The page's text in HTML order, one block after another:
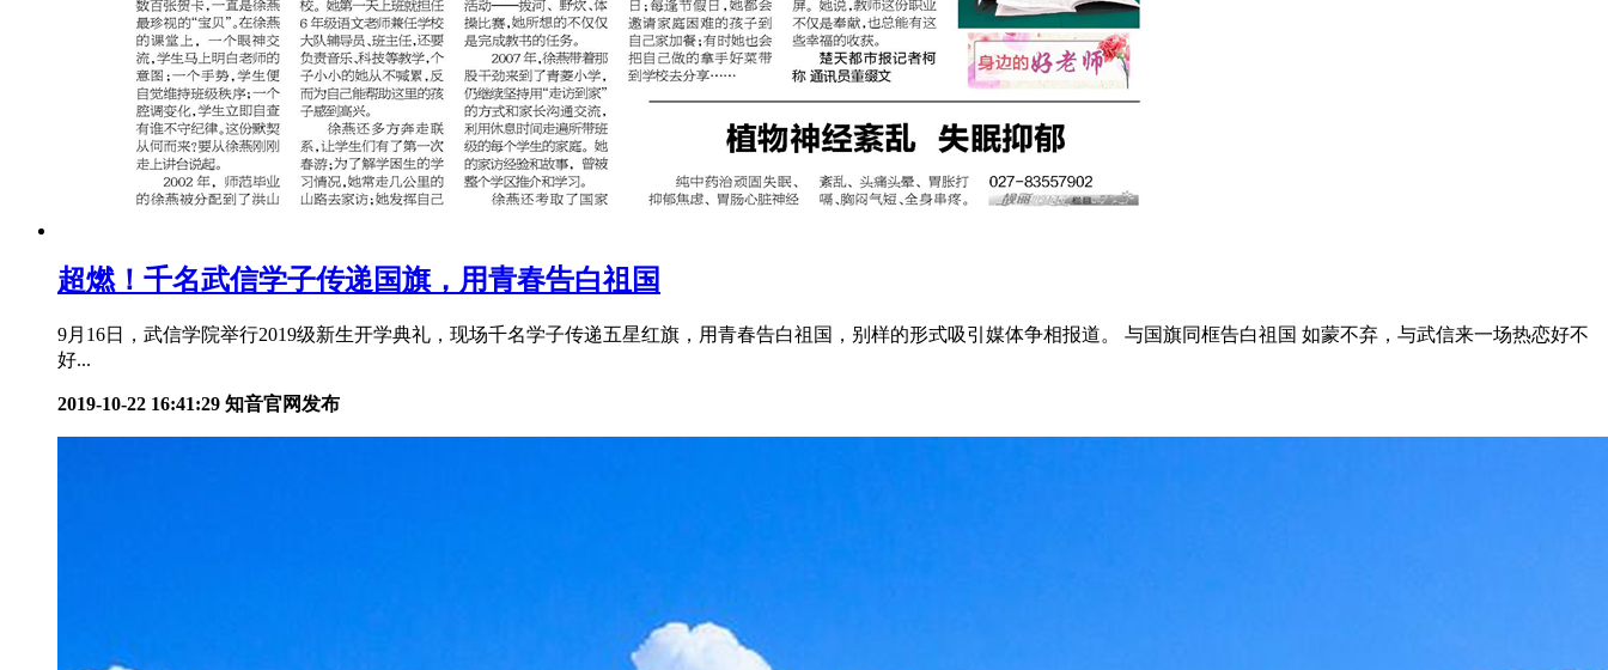
超燃！千名武信学子传递国旗，用青春告白祖国
9月16日，武信学院举行2019级新生开学典礼，现场千名学子传递五星红旗，用青春告白祖国，别样的形式吸引媒体争相报道。 与国旗同框告白祖国 如蒙不弃，与武信来一场热恋好不
好...
2019-10-22 16:41:29 知音官网发布